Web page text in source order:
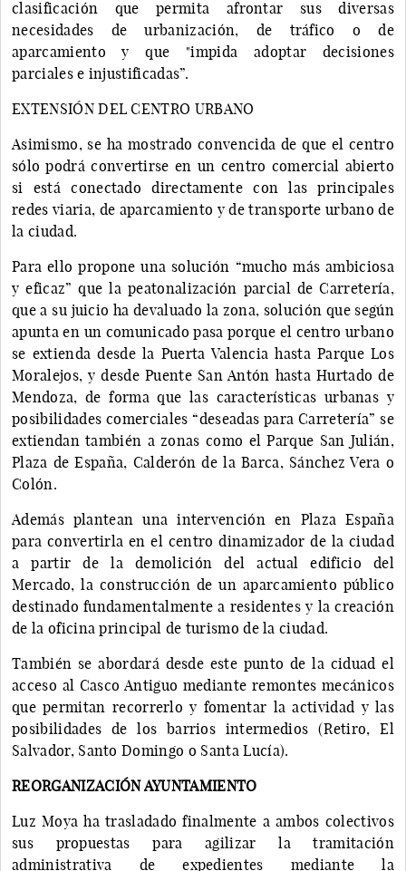
clasificación que permita afrontar sus diversas
necesidades de urbanización, de tráfico o de
aparcamiento y que "impida adoptar decisiones
parciales e injustificadas”.
EXTENSIÓN DEL CENTRO URBANO
Asimismo, se ha mostrado convencida de que el centro
sólo podrá convertirse en un centro comercial abierto
si está conectado directamente con las principales
redes viaria, de aparcamiento y de transporte urbano de
la ciudad.
Para ello propone una solución “mucho más ambiciosa
y eficaz” que la peatonalización parcial de Carretería,
que a su juicio ha devaluado la zona, solución que según
apunta en un comunicado pasa porque el centro urbano
se extienda desde la Puerta Valencia hasta Parque Los
Moralejos, y desde Puente San Antón hasta Hurtado de
Mendoza, de forma que las características urbanas y
posibilidades comerciales “deseadas para Carretería” se
extiendan también a zonas como el Parque San Julián,
Plaza de España, Calderón de la Barca, Sánchez Vera o
Colón.
Además plantean una intervención en Plaza España
para convertirla en el centro dinamizador de la ciudad
a partir de la demolición del actual edificio del
Mercado, la construcción de un aparcamiento público
destinado fundamentalmente a residentes y la creación
de la oficina principal de turismo de la ciudad.
También se abordará desde este punto de la ciduad el
acceso al Casco Antiguo mediante remontes mecánicos
que permitan recorrerlo y fomentar la actividad y las
posibilidades de los barrios intermedios (Retiro, El
Salvador, Santo Domingo o Santa Lucía).
REORGANIZACIÓN AYUNTAMIENTO
Luz Moya ha trasladado finalmente a ambos colectivos
sus propuestas para agilizar la tramitación
administrativa de expedientes mediante la